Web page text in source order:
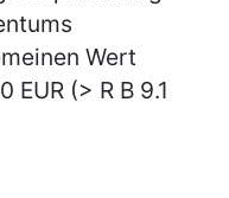
Wert
(> R B 9.1